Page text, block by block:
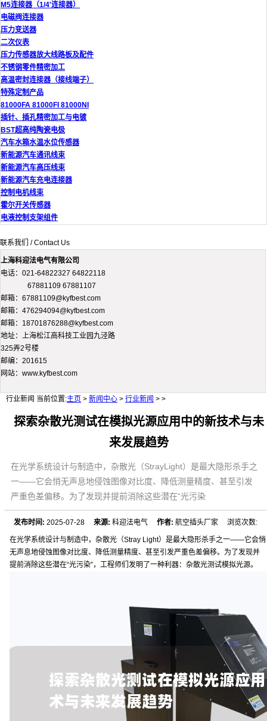
M5连接器（1/4'连接器）
电磁阀连接器
压力变送器
二次仪表
压力传感器放大线路板及配件
不锈钢零件精密加工
高温密封连接器（接线端子）
特殊定制产品
81000FA 81000FI 81000NI
插针、插孔精密加工与电镀
BST超高纯陶瓷电极
汽车水箱水温水位传感器
新能源汽车通讯线束
新能源汽车高压线束
新能源汽车充电连接器
控制电机线束
霍尔开关传感器
电液控制支架组件
联系我们 / Contact Us
上海科迎法电气有限公司
电话：021-64822327 64822118
67881109 67881107
邮箱：67881109@kyfbest.com
邮箱：476294094@kyfbest.com
邮箱：18701876288@kyfbest.com
地址：上海松江高科技工业园九泾路
325弄2号楼
邮编：201615
网站：www.kyfbest.com
行业新闻 当前位置:主页 > 新闻中心 > 行业新闻 > >
探索杂散光测试在模拟光源应用中的新技术与未
来发展趋势
在光学系统设计与制造中，杂散光（StrayLight）是最大隐形杀手之
一——它会悄无声息地侵蚀图像对比度、降低测量精度、甚至引发
严重色差偏移。为了发现并提前消除这些潜在“光污染
发布时间: 2025-07-28来源: 科迎法电气作者: 航空插头厂家 浏览次数:
在光学系统设计与制造中，杂散光（Stray Light）是最大隐形杀手之一——它会悄
无声息地侵蚀图像对比度、降低测量精度、甚至引发严重色差偏移。为了发现并
提前消除这些潜在“光污染”，工程师们发明了一种利器：杂散光测试模拟光源。